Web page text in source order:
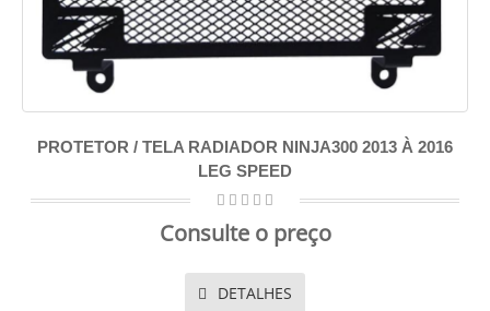
PROTETOR / TELA RADIADOR NINJA300 2013 À 2016
LEG SPEED
Consulte o preço
DETALHES